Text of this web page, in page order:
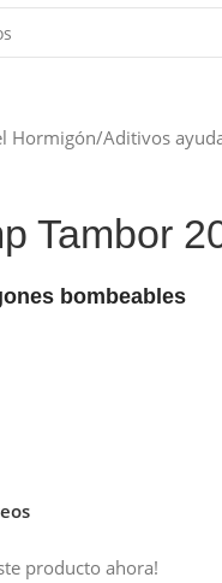
Hormigón Aditivos
Tambor
bombeables
producto ahora!